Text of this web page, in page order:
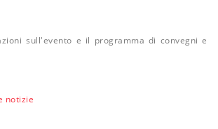
sull'evento e il programma di convegni e
notizie